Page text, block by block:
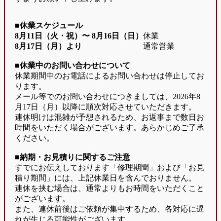
■休業スケジュール
8月11日（火・祝）〜 8月16日（日） 休業
8月17日（月）より
通常営業
■休業中のお問い合わせについて
休業期間中のお電話によるお問い合わせは停止してお
ります。
メール等でのお問い合わせにつきましては、2026年8
月17日（月）以降に順次対応させていただきます。
連休明けは混雑が予想されるため、お返事まで数日お
時間をいただく場合がございます。あらかじめご了承
ください。
■納期・お見積りに関するご注意
すでにお伝えしております「修理期間」および「お見
積り期間」には、上記休業日を含んでおりません。
連休を挟む場合は、通常よりもお時間をいただくこと
がございます。
また、連休前後はご依頼が集中するため、各対応に遅
れが生じる可能性がございます。